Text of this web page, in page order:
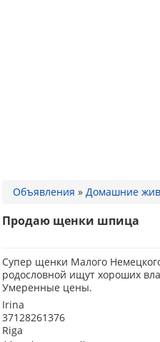
Объявления » Домашние
Продаю щенки шпица
Супер щенки Малого
родословной ищут хороших
Умеренные цены.
Irina
37128261376
Riga